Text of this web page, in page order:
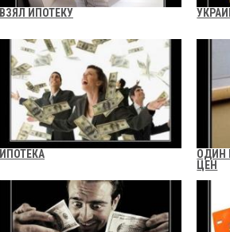
ВЗЯЛ ИПОТЕКУ
ИПОТЕКА
ОДИН
ЦЕН